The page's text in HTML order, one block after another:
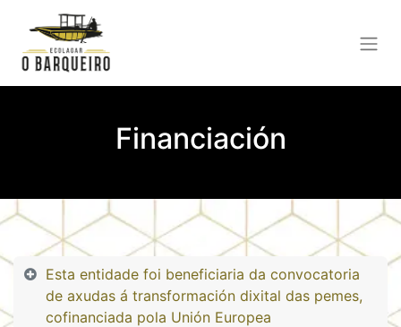
Financiación
Esta entidade foi beneficiaria da convocatoria
de axudas á transformación dixital das pemes,
cofinanciada pola Unión Europea